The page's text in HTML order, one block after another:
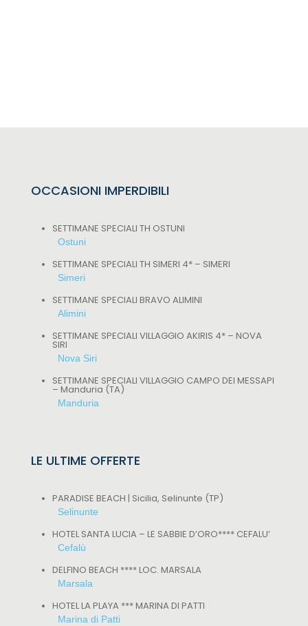
OCCASIONI IMPERDIBILI
SETTIMANE SPECIALI TH OSTUNI
Ostuni
SETTIMANE SPECIALI TH SIMERI 4* – SIMERI
Simeri
SETTIMANE SPECIALI BRAVO ALIMINI
Alimini
SETTIMANE SPECIALI VILLAGGIO AKIRIS 4* – NOVA
SIRI
Nova Siri
SETTIMANE SPECIALI VILLAGGIO CAMPO DEI MESSAPI
– Manduria (TA)
Manduria
LE ULTIME OFFERTE
PARADISE BEACH | Sicilia, Selinunte (TP)
Selinunte
HOTEL SANTA LUCIA – LE SABBIE D’ORO**** CEFALU’
Cefalù
DELFINO BEACH **** LOC. MARSALA
Marsala
HOTEL LA PLAYA *** MARINA DI PATTI
Marina di Patti